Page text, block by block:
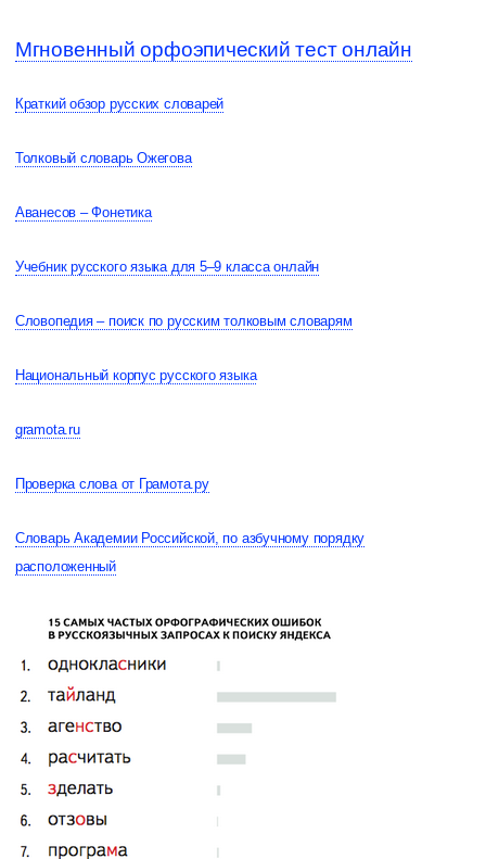
Мгновенный орфоэпический тест онлайн
Краткий обзор русских словарей
Толковый словарь Ожегова
Аванесов – Фонетика
Учебник русского языка для 5–9 класса онлайн
Словопедия – поиск по русским толковым словарям
Национальный корпус русского языка
gramota.ru
Проверка слова от Грамота.ру
Словарь Академии Российской, по азбучному порядку
расположенный